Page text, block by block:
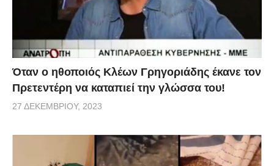
Όταν ο ηθοποιός Κλέων Γρηγοριάδης έκανε τον
Πρετεντέρη να καταπιεί την γλώσσα του!
27 ΔΕΚΕΜΒΡΊΟΥ, 2023